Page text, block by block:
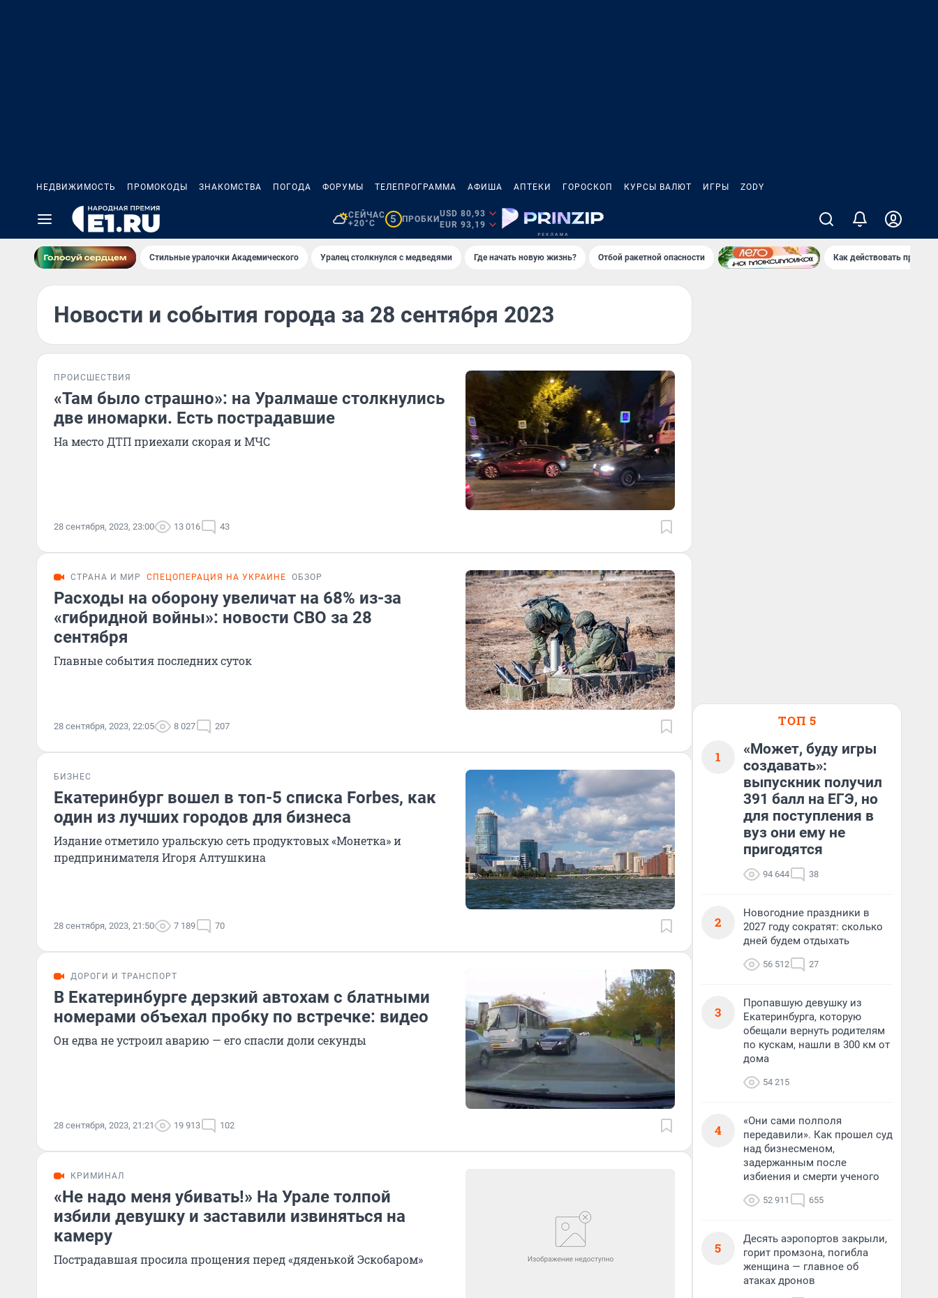
НЕДВИЖИМОСТЬ ПРОМОКОДЫ ЗНАКОМСТВА ПОГОДА ФОРУМЫ ТЕЛЕПРОГРАММА АФИША АПТЕКИ ГОРОСКОП КУРСЫ ВАЛЮТ ИГРЫ ZODY
СЕЙЧАС
+20°C
5 ПРОБКИ
USD 80,93
EUR 93,19
Стильные уралочки Академического Уралец столкнулся с медведями Где начать новую жизнь? Отбой ракетной опасности Как действовать при
Новости и события города за 28 сентября 2023
ПРОИСШЕСТВИЯ
«Там было страшно»: на Уралмаше столкнулись
две иномарки. Есть пострадавшие
На место ДТП приехали скорая и МЧС
28 сентября, 2023, 23:00 13 016 43
СТРАНА И МИР СПЕЦОПЕРАЦИЯ НА УКРАИНЕ ОБЗОР
Расходы на оборону увеличат на 68% из-за
«гибридной войны»: новости СВО за 28
сентября
Главные события последних суток
28 сентября, 2023, 22:05 8 027 207
БИЗНЕС
Екатеринбург вошел в топ-5 списка Forbes, как
один из лучших городов для бизнеса
Издание отметило уральскую сеть продуктовых «Монетка» и
предпринимателя Игоря Алтушкина
28 сентября, 2023, 21:50 7 189 70
ДОРОГИ И ТРАНСПОРТ
В Екатеринбурге дерзкий автохам с блатными
номерами объехал пробку по встречке: видео
Он едва не устроил аварию — его спасли доли секунды
28 сентября, 2023, 21:21 19 913 102
КРИМИНАЛ
«Не надо меня убивать!» На Урале толпой
избили девушку и заставили извиняться на
камеру
Пострадавшая просила прощения перед «дяденькой Эскобаром»
ТОП 5
1
«Может, буду игры
создавать»:
выпускник получил
391 балл на ЕГЭ, но
для поступления в
вуз они ему не
пригодятся
94 644 38
2
Новогодние праздники в
2027 году сократят: сколько
дней будем отдыхать
56 512 27
3
Пропавшую девушку из
Екатеринбурга, которую
обещали вернуть родителям
по кускам, нашли в 300 км от
дома
54 215
4
«Они сами полполя
передавили». Как прошел суд
над бизнесменом,
задержанным после
избиения и смерти ученого
52 911 655
5
Десять аэропортов закрыли,
горит промзона, погибла
женщина — главное об
атаках дронов